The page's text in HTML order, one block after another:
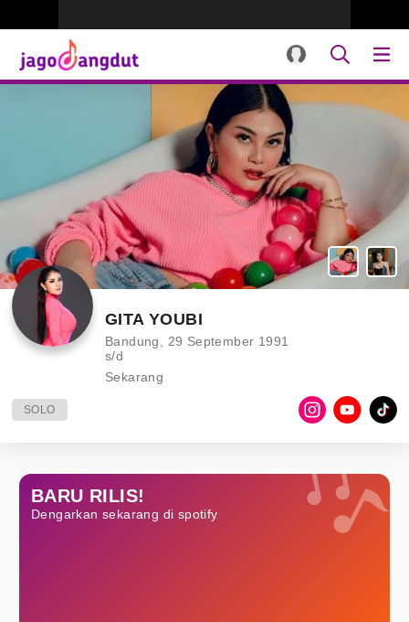
GITA YOUBI
Bandung, 29 September 1991
s/d
Sekarang
SOLO
BARU RILIS!
Dengarkan sekarang di spotify